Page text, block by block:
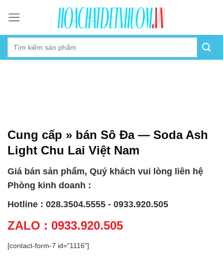
content
Cung cấp » bán Sô Đa — Soda Ash
Light Chu Lai Việt Nam
Giá bán sản phẩm, Quý khách vui lòng liên hệ
Phòng kinh doanh :
Hotline : 028.3504.5555 - 0933.920.505
ZALO : 0933.920.505
[contact-form-7 id="1116"]